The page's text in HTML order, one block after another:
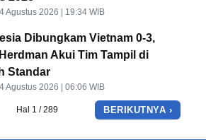
Agustus 2026 | 19:34 WIB
Dibungkam Vietnam 0-3,
Akui Tim Tampil di
Standar
Agustus 2026 | 06:06 WIB
Hal 1 / 289 BERIKUTNYA ›